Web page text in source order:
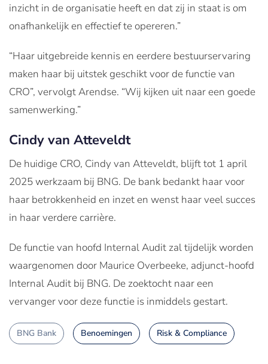
inzicht in de organisatie heeft en dat zij in staat is om
onafhankelijk en effectief te opereren.”
“Haar uitgebreide kennis en eerdere bestuurservaring
maken haar bij uitstek geschikt voor de functie van
CRO”, vervolgt Arendse. “Wij kijken uit naar een goede
samenwerking.”
Cindy van Atteveldt
De huidige CRO, Cindy van Atteveldt, blijft tot 1 april
2025 werkzaam bij BNG. De bank bedankt haar voor
haar betrokkenheid en inzet en wenst haar veel succes
in haar verdere carrière.
De functie van hoofd Internal Audit zal tijdelijk worden
waargenomen door Maurice Overbeeke, adjunct-hoofd
Internal Audit bij BNG. De zoektocht naar een
vervanger voor deze functie is inmiddels gestart.
BNG Bank Benoemingen Risk & Compliance